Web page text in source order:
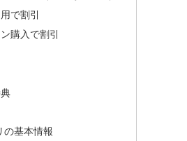
で割引
購入で割引
の基本情報